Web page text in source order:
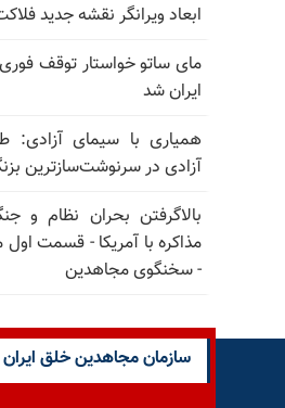
ابعاد ویرانگر نقشه جدید
مای ساتو خواستار توقف
ایران شد
همیاری با سیمای آزادی:
آزادی در سرنوشت‌سازترین
بالا‌گرفتن بحران نظام و
مذاکره با آمریکا - قسمت
- سخنگوی مجاهدین
سازمان مجاهدین خلق ایران